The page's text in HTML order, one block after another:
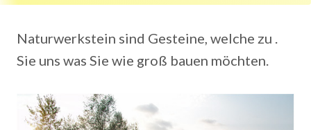
Naturwerkstein sind Gesteine, welche zu .
Sie uns was Sie wie groß bauen möchten.